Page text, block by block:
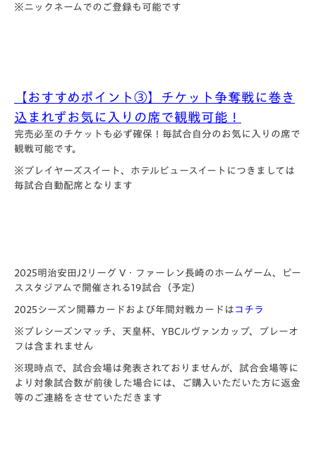
※ニックネームでのご登録も可能です
【おすすめポイント③】チケット争奪戦に巻き
込 ま れずお気に入りの席で観戦可能！
完売必至のチケットも必ず確保！ 毎試合自分のお気に入りの席で
観戦可能です。
※プレイヤーズスイート、ホテルビュースイートにつきましては
毎試合自動配席となります
2025明治安田J2リーグ V・ファーレン長崎のホームゲーム、ピー
ススタジアム で開催される19試合（予定）
2025シーズン開幕カードおよび年間対戦カードは コチラ
※プレシーズンマッチ、天皇杯、YBCルヴァンカップ、プレーオ
フは含まれません
※現時点で、試合会場は発表されておりませんが、試合会場等に
より対象試合数が前後した場合には、ご購入いただいた方に返金
等のご連絡をさせていただきます